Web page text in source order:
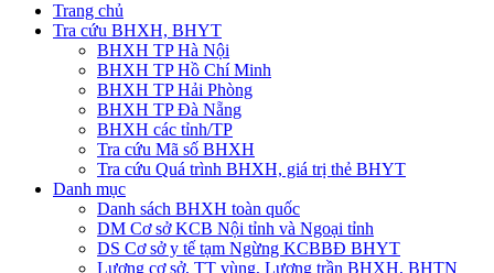
Trang chủ
Tra cứu BHXH, BHYT
BHXH TP Hà Nội
BHXH TP Hồ Chí Minh
BHXH TP Hải Phòng
BHXH TP Đà Nẵng
BHXH các tỉnh/TP
Tra cứu Mã số BHXH
Tra cứu Quá trình BHXH, giá trị thẻ BHYT
Danh mục
Danh sách BHXH toàn quốc
DM Cơ sở KCB Nội tỉnh và Ngoại tỉnh
DS Cơ sở y tế tạm Ngừng KCBBĐ BHYT
Lương cơ sở, TT vùng, Lương trần BHXH, BHTN